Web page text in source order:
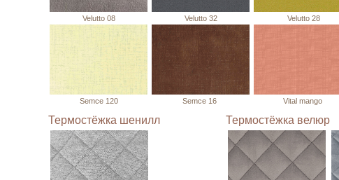
Velutto 08 Velutto 32 Velutto 28
Semce 120 Semce 16 Vital mango
Термостёжка шенилл Термостёжка велюр